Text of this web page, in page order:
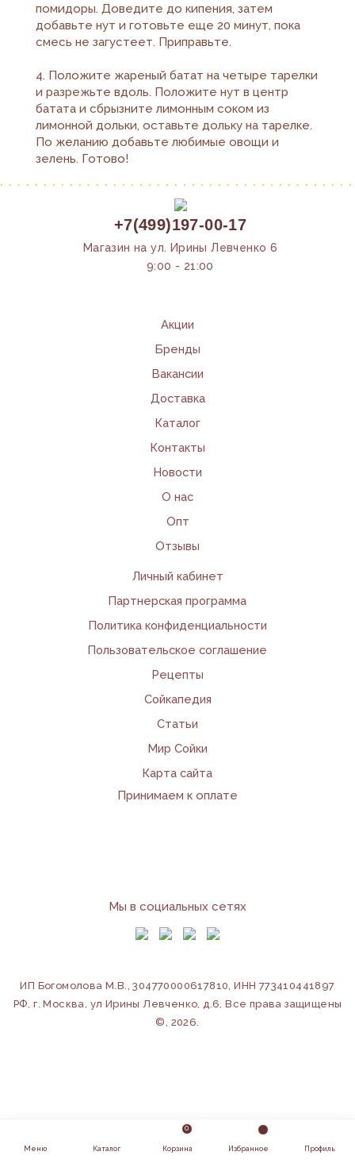
Меню Каталог
0
Корзина Избранное Профиль
помидоры. Доведите до кипения, затем
добавьте нут и готовьте еще 20 минут, пока
смесь не загустеет. Приправьте.
4. Положите жареный батат на четыре тарелки
и разрежьте вдоль. Положите нут в центр
батата и сбрызните лимонным соком из
лимонной дольки, оставьте дольку на тарелке.
По желанию добавьте любимые овощи и
зелень. Готово!
+7(499)197-00-17
Магазин на ул. Ирины Левченко 6
9:00 - 21:00
Акции
Бренды
Вакансии
Доставка
Каталог
Контакты
Новости
О нас
Опт
Отзывы
Личный кабинет
Партнерская программа
Политика конфиденциальности
Пользовательское соглашение
Рецепты
Сойкапедия
Статьи
Мир Сойки
Карта сайта
Принимаем к оплате
Мы в социальных сетях
ИП Богомолова М.В., 304770000617810, ИНН 773410441897
РФ, г. Москва, ул Ирины Левченко, д.6 , Все права защищены
©, 2026.
design by loliiilol studio